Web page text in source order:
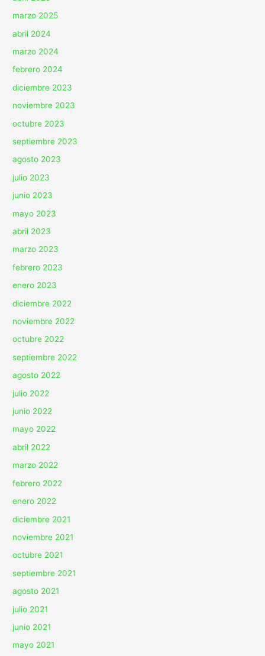
marzo 2025
abril 2024
marzo 2024
febrero 2024
diciembre 2023
noviembre 2023
octubre 2023
septiembre 2023
agosto 2023
julio 2023
junio 2023
mayo 2023
abril 2023
marzo 2023
febrero 2023
enero 2023
diciembre 2022
noviembre 2022
octubre 2022
septiembre 2022
agosto 2022
julio 2022
junio 2022
mayo 2022
abril 2022
marzo 2022
febrero 2022
enero 2022
diciembre 2021
noviembre 2021
octubre 2021
septiembre 2021
agosto 2021
julio 2021
junio 2021
mayo 2021